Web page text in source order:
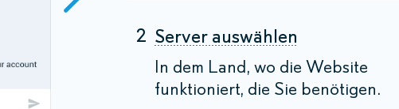
2 Server auswählen
In dem Land, wo die Website
funktioniert, die Sie benötigen.